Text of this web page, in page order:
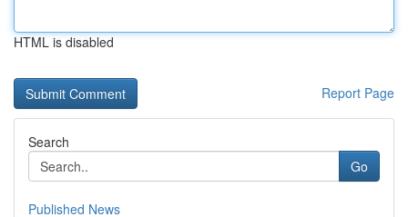
HTML is disabled
Report Page
Search
Go
Published News